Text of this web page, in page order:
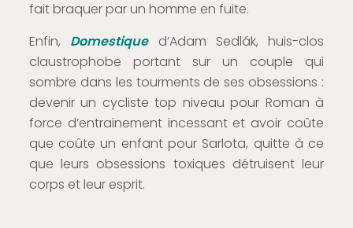
fait braquer par un homme en fuite.
Enfin,
Domestiqued’Adam Sedlák, huis-clos
claustrophobe portant sur un couple qui
sombre dans les tourments de ses obsessions :
devenir un cycliste top niveau pour Roman à
force d’entrainement incessant et avoir coûte
que coûte un enfant pour Sarlota, quitte à ce
que leurs obsessions toxiques détruisent leur
corps et leur esprit.